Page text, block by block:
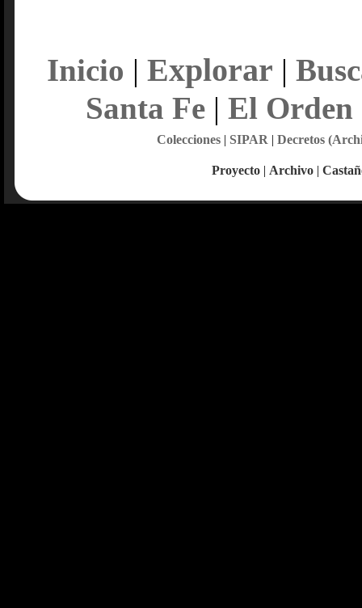
Inicio | Explorar |
Santa Fe| El Orden
Colecciones| SIPAR | Decretos
Proyecto | Archivo |